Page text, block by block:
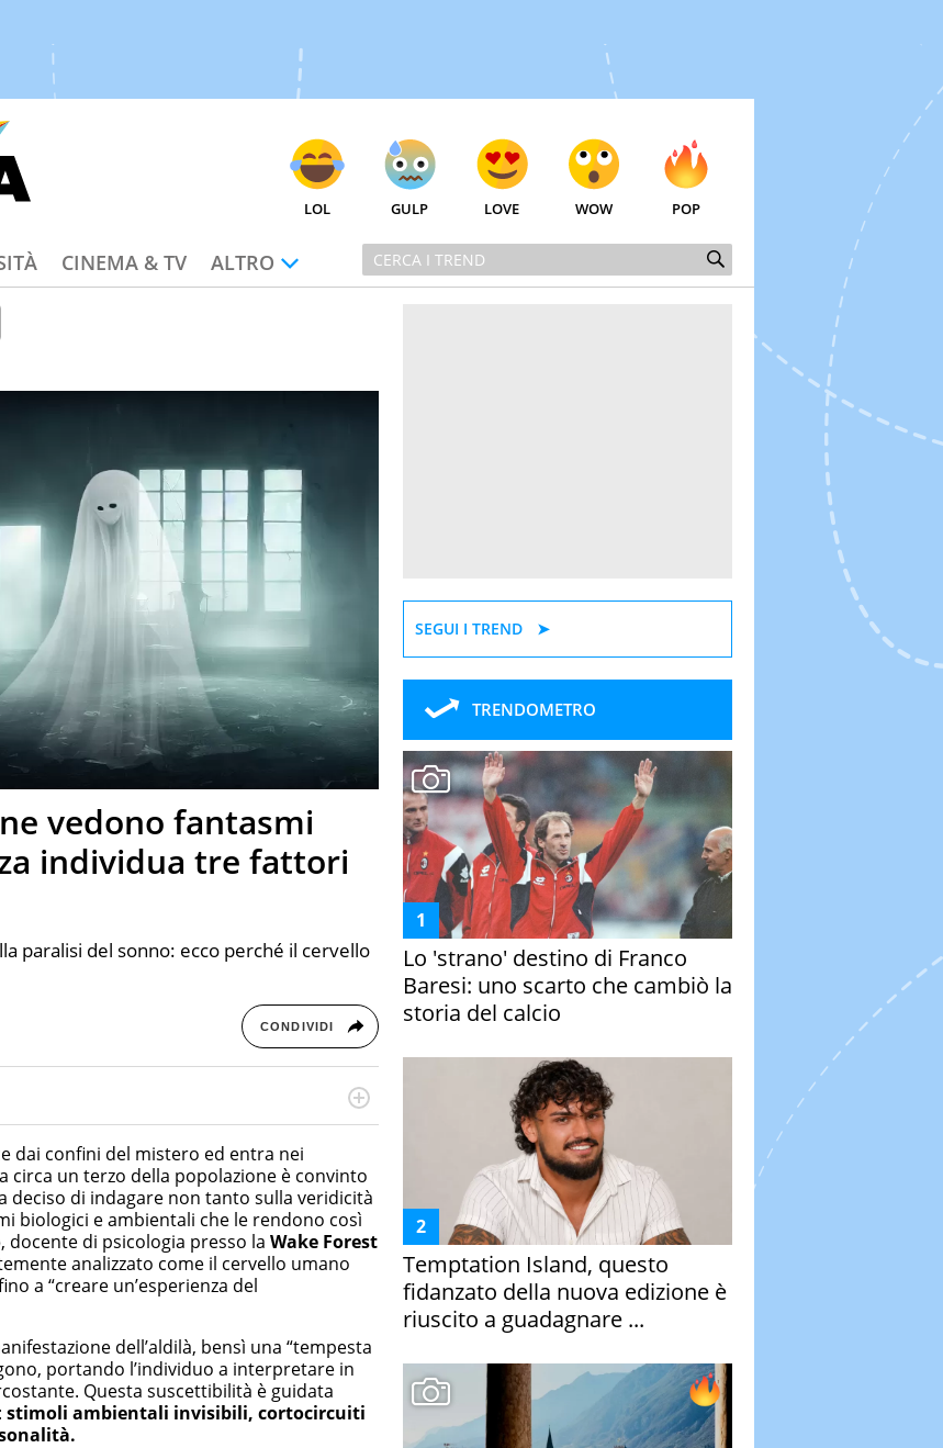
LOL GULP LOVE WOW POP
CINEMA & TV ALTRO
vedono fantasmi
individua tre fattori
paralisi del sonno: ecco perché il cervello
CONDIVIDI
Management e Google Digital Training su
digitali.
dai confini del mistero ed entra nei
circa un terzo della popolazione è convinto
deciso di indagare non tanto sulla veridicità
biologici e ambientali che le rendono così
, docente di psicologia presso la Wake Forest
analizzato come il cervello umano
a “creare un’esperienza del
dell’aldilà, bensì una “tempesta
portando l’individuo a interpretare in
Questa suscettibilità è guidata
: stimoli ambientali invisibili, cortocircuiti
.
SEGUI I TREND
TRENDOMETRO
Lo 'strano' destino di Franco
Baresi: uno scarto che cambiò la
storia del calcio
Temptation Island, questo
fidanzato della nuova edizione è
riuscito a guadagnare ...